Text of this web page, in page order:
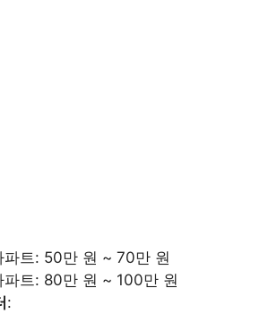
파트: 50만 원 ~ 70만 원
파트: 80만 원 ~ 100만 원
: